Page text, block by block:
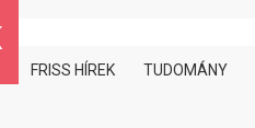
FRISS HÍREK TUDOMÁNY